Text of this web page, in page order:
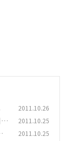
2011.10.26
2011.10.25
2011.10.25